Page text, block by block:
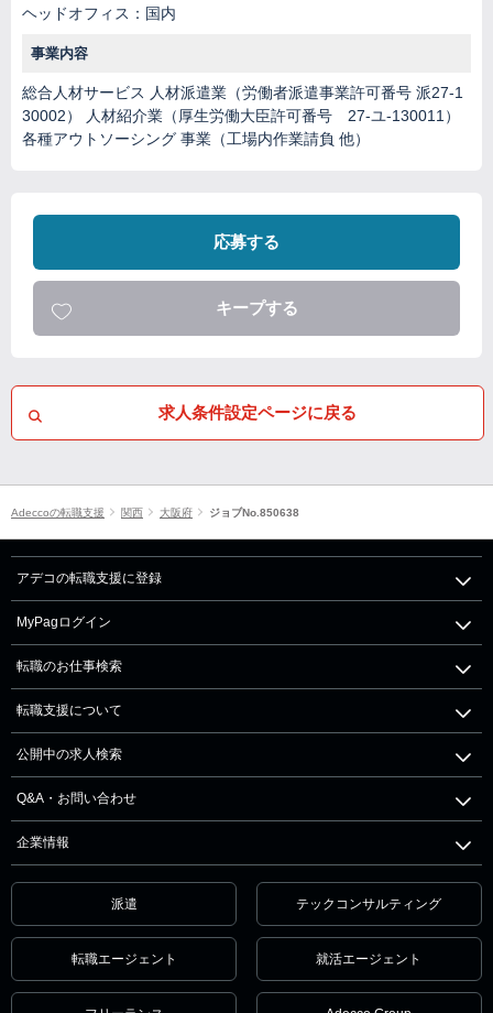
ヘッドオフィス：国内
事業内容
総合人材サービス 人材派遣業（労働者派遣事業許可番号 派27-1
30002） 人材紹介業（厚生労働大臣許可番号 27-ユ-130011）
各種アウトソーシング 事業（工場内作業請負 他）
応募する
キープする
求人条件設定ページに戻る
Adeccoの転職支援 関西 大阪府 ジョブNo.850638
アデコの転職支援に登録
MyPagログイン
転職のお仕事検索
転職支援について
公開中の求人検索
Q&A・お問い合わせ
企業情報
派遣 テックコンサルティング
転職エージェント 就活エージェント